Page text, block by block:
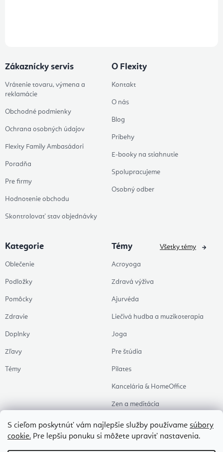
S cieľom poskytnúť vám najlepšie služby používame súbory
cookie. Pre lepšiu ponuku si môžete upraviť nastavenia.
Zákaznícky servis
Vrátenie tovaru, výmena a
reklamácie
Obchodné podmienky
Ochrana osobných údajov
Flexity Family Ambasádori
Poradňa
Pre firmy
Hodnotenie obchodu
Skontrolovať stav objednávky
O Flexity
Kontakt
O nás
Blog
Príbehy
E-booky na stiahnutie
Spolupracujeme
Osobný odber
Kategorie
Oblečenie
Podložky
Pomôcky
Zdravie
Doplnky
Zľavy
Témy
Témy
Acroyoga
Zdravá výživa
Ajurvéda
Liečivá hudba a muzikoterapia
Joga
Pre štúdia
Pilates
Kancelária & HomeOffice
Zen a meditácia
Aromaterapia
Zdravý spánok
Všetky témy